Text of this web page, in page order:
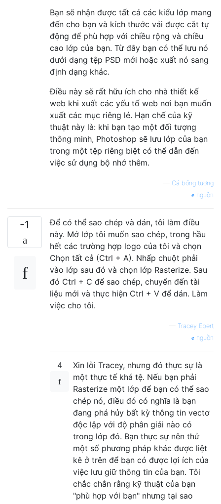
Bạn sẽ nhận được tất cả các kiểu lớp mang
đến cho bạn và kích thước vải được cắt tự
động để phù hợp với chiều rộng và chiều
cao lớp của bạn. Từ đây bạn có thể lưu nó
dưới dạng tệp PSD mới hoặc xuất nó sang
định dạng khác.
Điều này sẽ rất hữu ích cho nhà thiết kế
web khi xuất các yếu tố web nơi bạn muốn
xuất các mục riêng lẻ. Hạn chế của kỹ
thuật này là: khi bạn tạo một đối tượng
thông minh, Photoshop sẽ lưu lớp của bạn
trong một tệp riêng biệt có thể dẫn đến
việc sử dụng bộ nhớ thêm.
— Cá bống tượng
nguồn
-1
Để có thể sao chép và dán, tôi làm điều
này. Mở lớp tôi muốn sao chép, trong hầu
hết các trường hợp logo của tôi và chọn
Chọn tất cả (Ctrl + A). Nhấp chuột phải
vào lớp sau đó và chọn lớp Rasterize. Sau
đó Ctrl + C để sao chép, chuyển đến tài
liệu mới và thực hiện Ctrl + V để dán. Làm
việc cho tôi.
— Tracey Ebert
nguồn
4
Xin lỗi Tracey, nhưng đó thực sự là
một thực tế khá tệ. Nếu bạn phải
Rasterize một lớp để bạn có thể sao
chép nó, điều đó có nghĩa là bạn
đang phá hủy bất kỳ thông tin vectơ
độc lập với độ phân giải nào có
trong lớp đó. Bạn thực sự nên thử
một số phương pháp khác được liệt
kê ở trên để bạn có được lợi ích của
việc lưu giữ thông tin của bạn. Tôi
chắc chắn rằng kỹ thuật của bạn
"phù hợp với bạn" nhưng tại sao